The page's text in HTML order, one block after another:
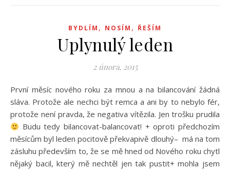
BYDLÍM , NOSÍM , ŘEŠÍM
Uplynulý leden
2 února, 2015
První měsíc nového roku za mnou a na bilancování žádná
sláva. Protože ale nechci být remca a ani by to nebylo fér,
protože není pravda, že negativa vítězila. Jen trošku prudila
Budu tedy bilancovat-balancovat! + oproti předchozím
měsícům byl leden pocitově překvapivě dlouhý– má na tom
zásluhu především to, že se mě hned od Nového roku chytl
nějaký bacil, který mě nechtěl jen tak pustit+ mohla jsem